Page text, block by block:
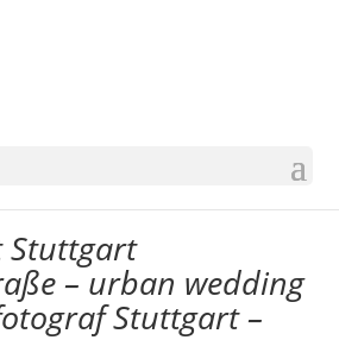
Stuttgart
– urban wedding
Stuttgart –